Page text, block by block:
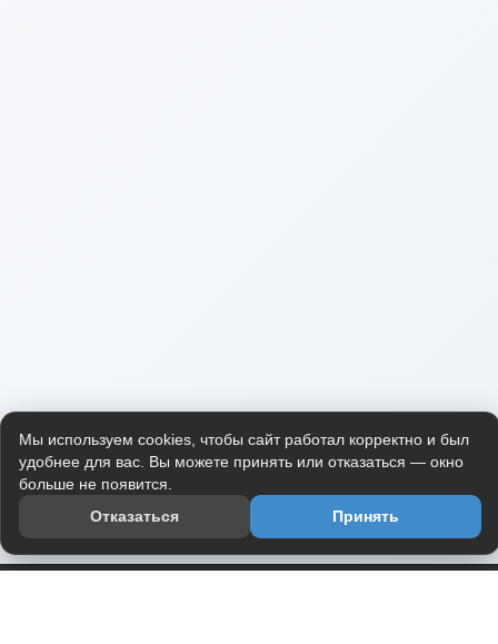
Мы используем cookies, чтобы сайт работал корректно и был
удобнее для вас. Вы можете принять или отказаться — окно
больше не появится.
Отказаться
Принять